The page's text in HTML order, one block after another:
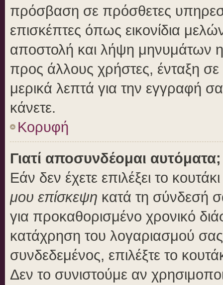
πρόσβαση σε πρόσθετες
επισκέπτες όπως εικονίδια
αποστολή και λήψη μηνυμάτων
προς άλλους χρήστες, ένταξη
μερικά λεπτά για την εγγραφή
κάνετε.
Κορυφή
Γιατί αποσυνδέομαι αυτόματα;
Εάν δεν έχετε επιλέξει το
μου επίσκεψη κατά τη σύνδεσή
για προκαθορισμένο χρονικό
κατάχρηση του λογαριασμού
συνδεδεμένος, επιλέξτε το
Δεν το συνιστούμε αν